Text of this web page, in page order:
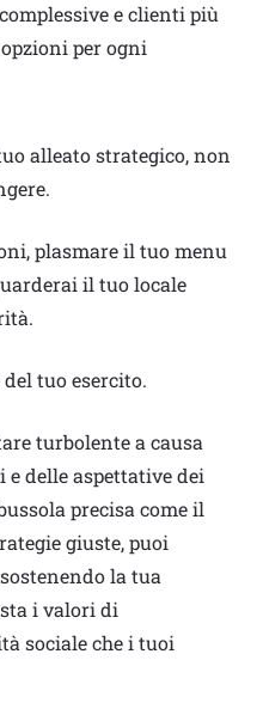
e clienti più
per ogni
alleato strategico, non
plasmare il tuo menu
il tuo locale
tuo esercito.
turbolente a causa
delle aspettative dei
precisa come il
giuste, puoi
la tua
i valori di
sociale che i tuoi